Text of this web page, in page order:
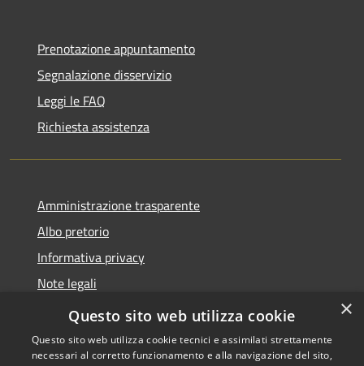
Prenotazione appuntamento
Segnalazione disservizio
Leggi le FAQ
Richiesta assistenza
Amministrazione trasparente
Albo pretorio
Informativa privacy
Note legali
Dichiarazione di accessibilità
×
Questo sito web utilizza cookie
Questo sito web utilizza cookie tecnici e assimilati strettamente
necessari al corretto funzionamento e alla navigazione del sito,